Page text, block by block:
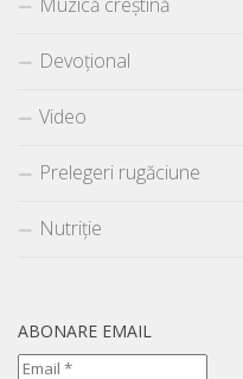
Devoțional
Video
Prelegeri rugăciune
Nutriție
ABONARE EMAIL